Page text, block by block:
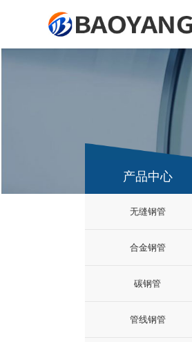
产品中心
无缝钢管
合金钢管
碳钢管
管线钢管